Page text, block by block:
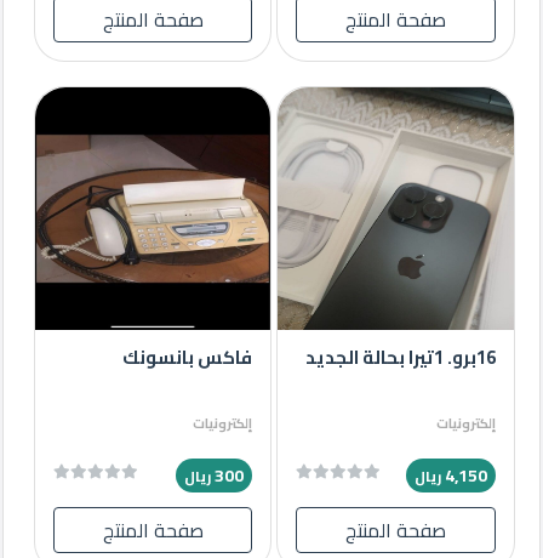
صفحة المنتج صفحة المنتج
16برو. 1تيرا بحالة الجديد
إلكترونيات
4,150ريال
صفحة المنتج
فاكس بانسونك
إلكترونيات
300ريال
صفحة المنتج